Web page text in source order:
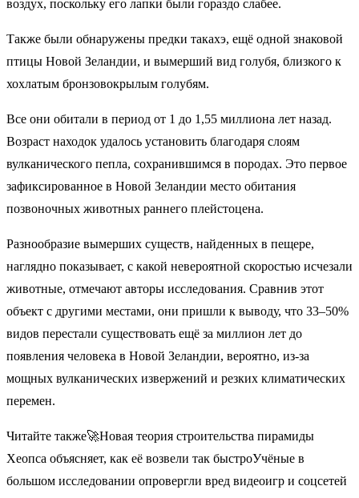
воздух, поскольку его лапки были гораздо слабее.
Также были обнаружены предки такахэ, ещё одной знаковой
птицы Новой Зеландии, и вымерший вид голубя, близкого к
хохлатым бронзовокрылым голубям.
Все они обитали в период от 1 до 1,55 миллиона лет назад.
Возраст находок удалось установить благодаря слоям
вулканического пепла, сохранившимся в породах. Это первое
зафиксированное в Новой Зеландии место обитания
позвоночных животных раннего плейстоцена.
Разнообразие вымерших существ, найденных в пещере,
наглядно показывает, с какой невероятной скоростью исчезали
животные, отмечают авторы исследования. Сравнив этот
объект с другими местами, они пришли к выводу, что 33–50%
видов перестали существовать ещё за миллион лет до
появления человека в Новой Зеландии, вероятно, из-за
мощных вулканических извержений и резких климатических
перемен.
Читайте также🚀Новая теория строительства пирамиды
Хеопса объясняет, как её возвели так быстроУчёные в
большом исследовании опровергли вред видеоигр и соцсетей